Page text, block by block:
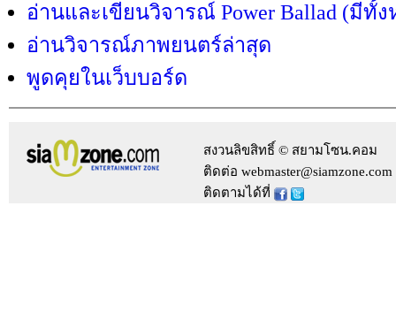
อ่านและเขียนวิจารณ์ Power Ballad (มีทั้
อ่านวิจารณ์ภาพยนตร์ล่าสุด
พูดคุยในเว็บบอร์ด
สงวนลิขสิทธิ์ © สยามโซน.คอม
ติดต่อ webmaster@siamzone.com
ติดตามได้ที่